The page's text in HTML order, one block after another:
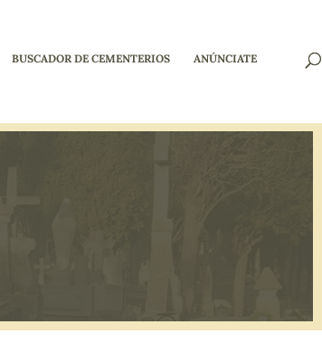
BUSCADOR DE CEMENTERIOS ANÚNCIATE